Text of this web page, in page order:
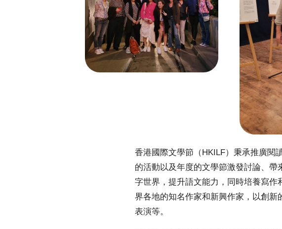
香港國際文學節（HKILF）秉承推廣閱
的活動以及年度的文學節激發討論、
字世界，提升語文能力，同時培養寫
界各地的知名作家和新興作家，以創新
表演等。